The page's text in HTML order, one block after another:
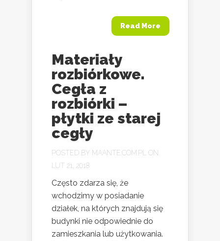
Read More
Materiały
rozbiórkowe.
Cegła z
rozbiórki –
płytki ze starej
cegły
POSTED BY MAANTE.COM.PL
ON
LUT 21, 2018
Często zdarza się, że
wchodzimy w posiadanie
działek, na których znajdują się
budynki nie odpowiednie do
zamieszkania lub użytkowania.